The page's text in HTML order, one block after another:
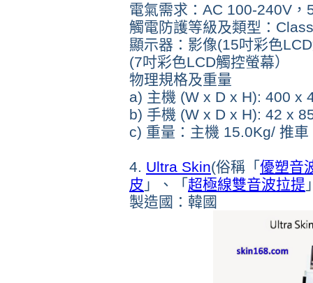
電氣需求：AC 100-240V，
觸電防護等級及類型：
顯示器：影像(15吋彩色
(7吋彩色LCD觸控螢幕）
物理規格及重量
a) 主機 (W x D x H): 400 x
b) 手機 (W x D x H): 42 x
c) 重量：主機 15.0Kg/ 推
4. Ultra Skin(俗稱「 優塑音
皮 」、「 超極線雙音波拉提
製造國：韓國